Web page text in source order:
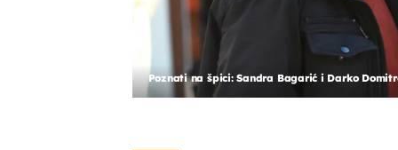
Poznati na špici: Sandra Bagarić i Darko